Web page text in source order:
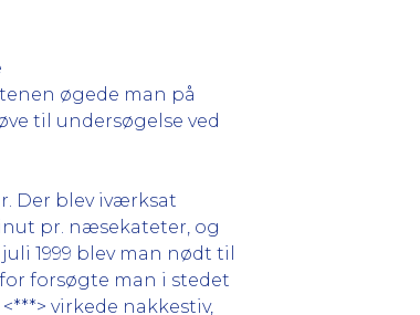
øgede man på
til undersøgelse ved
Der blev iværksat
pr. næsekateter, og
1999 blev man nødt til
forsøgte man i stedet
virkede nakkestiv,